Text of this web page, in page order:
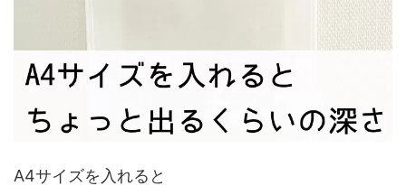
A4サイズを入れると